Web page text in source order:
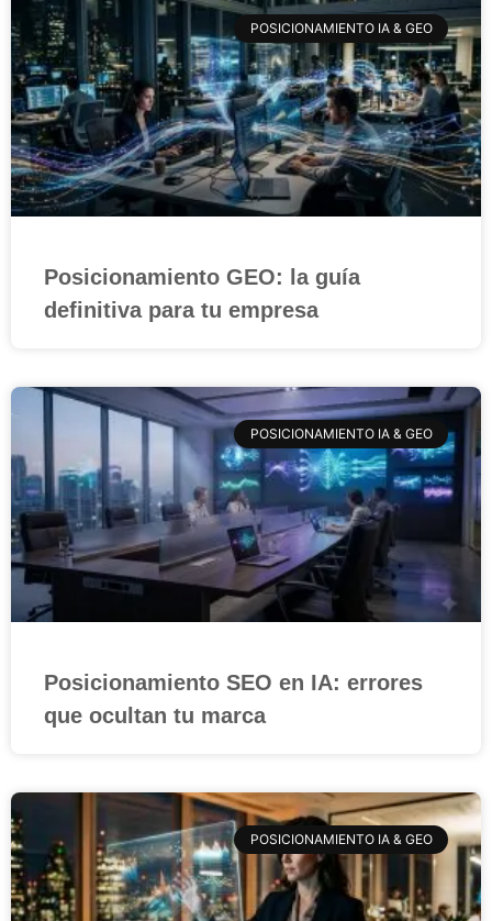
POSICIONAMIENTO IA & GEO
Posicionamiento GEO: la guía
definitiva para tu empresa
POSICIONAMIENTO IA & GEO
Posicionamiento SEO en IA: errores
que ocultan tu marca
POSICIONAMIENTO IA & GEO